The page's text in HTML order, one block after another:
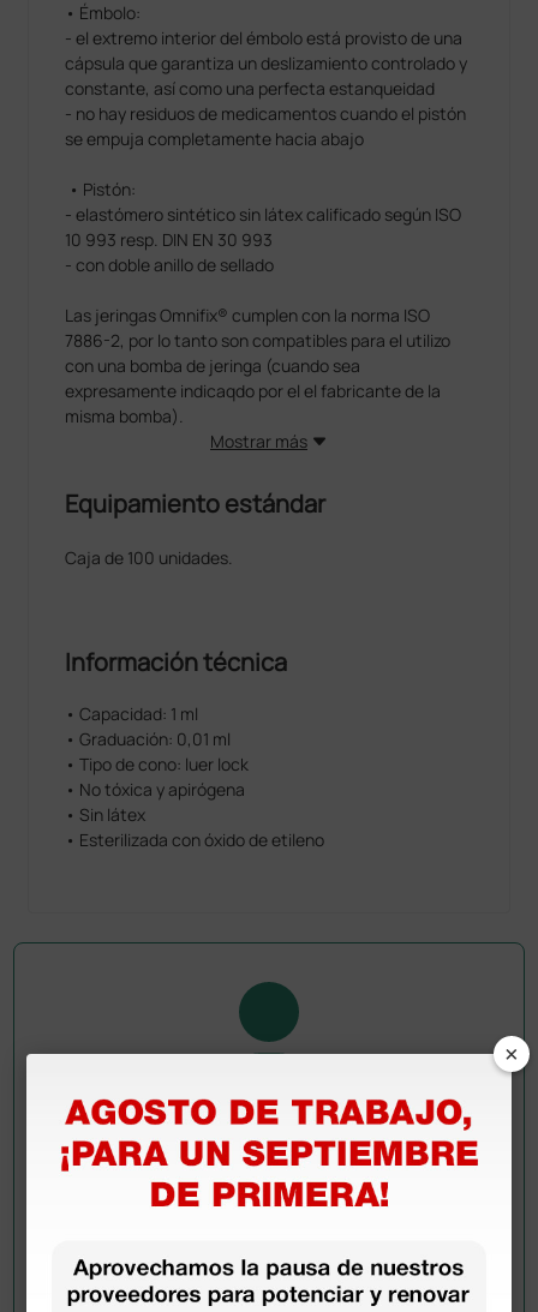
• Émbolo:
- el extremo interior del émbolo está provisto de una
cápsula que garantiza un deslizamiento controlado y
constante, así como una perfecta estanqueidad
- no hay residuos de medicamentos cuando el pistón
se empuja completamente hacia abajo
• Pistón:
- elastómero sintético sin látex calificado según ISO
10 993 resp. DIN EN 30 993
- con doble anillo de sellado
Las jeringas Omnifix® cumplen con la norma ISO
7886-2, por lo tanto son compatibles para el utilizo
con una bomba de jeringa (cuando sea
expresamente indicaqdo por el el fabricante de la
misma bomba).
Mostrar más
Equipamiento estándar
Caja de 100 unidades.
Información técnica
• Capacidad: 1 ml
• Graduación: 0,01 ml
• Tipo de cono: luer lock
• No tóxica y apirógena
• Sin látex
• Esterilizada con óxido de etileno
Pregúntale a un colega
¿Todavía tienes alguna duda? ¿Necesitas más
Envía ahora mismo tu pregunta a los colegas que ya
han adquirido este producto.
×